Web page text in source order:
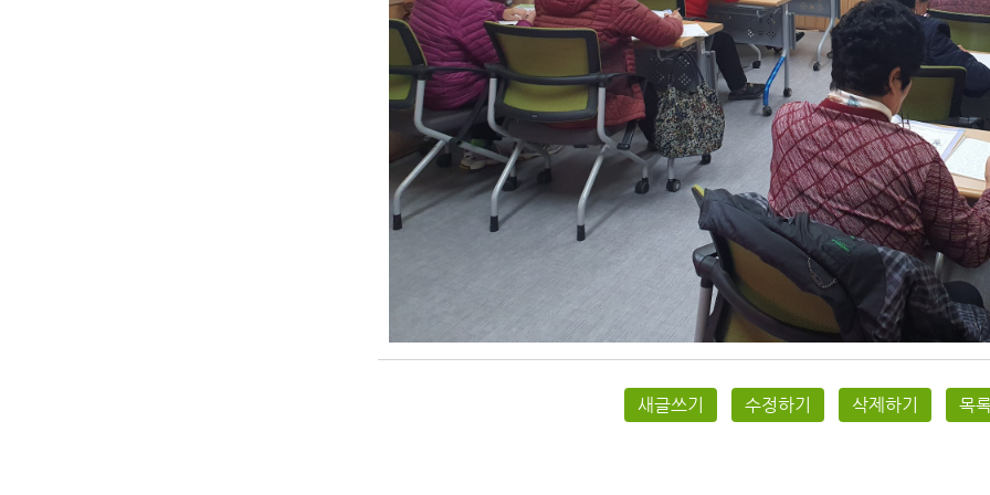
새글쓰기 수정하기 삭제하기 목